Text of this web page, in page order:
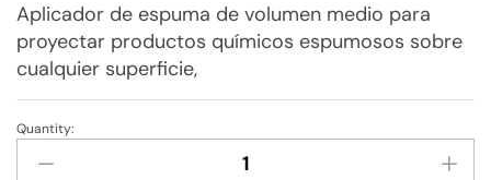
Aplicador de espuma de volumen medio para
proyectar productos químicos espumosos sobre
cualquier superficie,
Simple
Green
Quantity: